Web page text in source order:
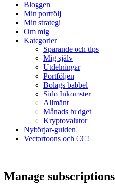
Bloggen
Min portfölj
Min strategi
Om mig
Kategorier
Sparande och tips
Mig själv
Utdelningar
Portföljen
Bolags babbel
Sido Inkomster
Allmänt
Månads budget
Kryptovalutor
Nybörjar-guiden!
Vectortoons och CC!
Manage subscriptions